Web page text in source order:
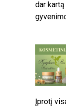
dar
Įprotį